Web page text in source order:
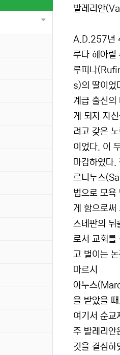
발레리안
A.D.257년
루다 헤아릴
루피나
s)의 딸이었
계급 출신의
게 되자 자
려고 갖은
이었다. 이
마감하였다
르니누스
법으로 모욕
게 함으로써
스테판의 뒤
로서 교회를
고 벌이는
마르시
아누스
을 받았을
여기서 순
주 발레리안
것을 결심하